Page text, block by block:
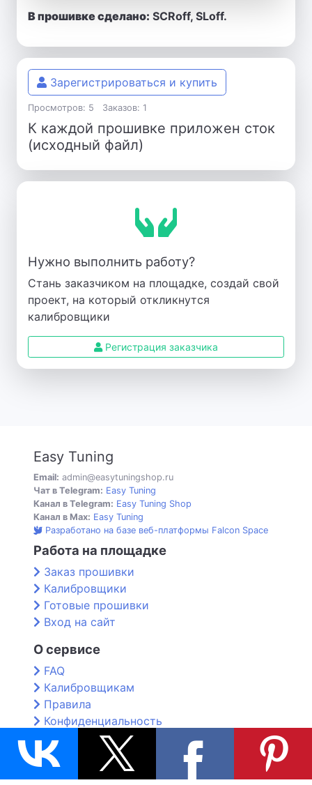
В прошивке сделано: SCRoff, SLoff.
Зарегистрироваться и купить
Просмотров: 5 Заказов: 1
К каждой прошивке приложен сток
(исходный файл)
Нужно выполнить работу?
Стань заказчиком на площадке, создай свой
проект, на который откликнутся
калибровщики
Регистрация заказчика
Easy Tuning
Email: admin@easytuningshop.ru
Чат в Telegram: Easy Tuning
Канал в Telegram: Easy Tuning Shop
Канал в Max: Easy Tuning
Разработано на базе веб-платформы Falcon Space
Работа на площадке
Заказ прошивки
Калибровщики
Готовые прошивки
Вход на сайт
О сервисе
FAQ
Калибровщикам
Правила
Конфиденциальность
Контакты